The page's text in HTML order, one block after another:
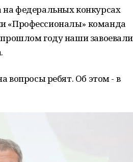
на федеральных конкурсах
«Профессионалы» команда
году наши
вопросы ребят. Об этом - в